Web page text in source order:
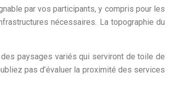
par vos participants, y compris pour les
nécessaires. La topographie du
paysages variés qui serviront de toile de
pas d’évaluer la proximité des services